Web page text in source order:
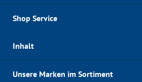
Shop Service
Inhalt
Unsere Marken im Sortiment